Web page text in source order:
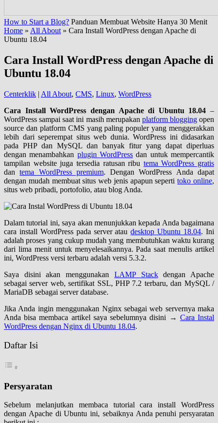
How to Start a Blog? Panduan Membuat Website Hanya 30 Menit
Home » All About » Cara Install WordPress dengan Apache di
Ubuntu 18.04
Cara Install WordPress dengan Apache di
Ubuntu 18.04
Centerklik | All About, CMS, Linux, WordPress
Cara Install WordPress dengan Apache di Ubuntu 18.04 –
WordPress sampai saat ini masih merupakan platform bloggingopen
source dan platform CMS yang paling populer yang menggerakkan
lebih dari seperempat situs web dunia. WordPress ini didasarkan
pada PHP dan MySQL dan banyak fitur yang dapat diperluas
dengan menambahkan plugin WordPress dan untuk mempercantik
tampilan website juga tersedia ratusan ribu tema WordPress gratis
dantema WordPress premium. Dengan WordPress Anda dapat
dengan mudah membuat situs web jenis apapun sepertitoko online,
situs web pribadi, portofolio, atau blog Anda.
Dalam tutorial ini, saya akan menunjukkan kepada Anda bagaimana
cara install WordPress pada server ataudesktop Ubuntu 18.04. Ini
adalah proses yang cukup mudah yang membutuhkan waktu kurang
dari lima menit untuk menyelesaikannya. Pada saat menulis artikel
ini, WordPress versi terbaru adalah versi 5.3.2.
Saya disini akan menggunakan LAMP Stackdengan Apache
sebagai server web, sertifikat SSL, PHP 7.2 terbaru, dan MySQL /
MariaDB sebagai server database.
Jika Anda ingin menggunakan Nginx sebagai web servernya maka
Anda bisa membaca artikel saya sebelumnya disini → Cara Instal
WordPress dengan Nginx di Ubuntu 18.04.
Daftar Isi
Persyaratan
Sebelum melanjutkan membaca tutorial cara install WordPress
dengan Apache di Ubuntu ini, sebaiknya Anda penuhi persyaratan